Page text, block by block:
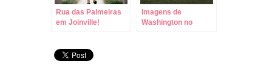
Rua das Palmeiras
em Joinville!
Imagens de
Washington no